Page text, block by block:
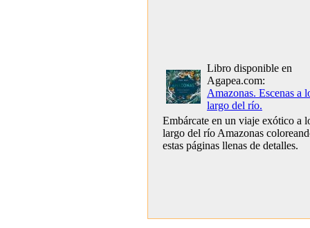
Libro disponible en
Agapea.com:
Amazonas. Escenas a
largo del río.
Embárcate en un viaje exótico a
largo del río Amazonas
estas páginas llenas de detalles.